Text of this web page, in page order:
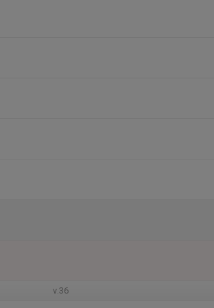
v.36